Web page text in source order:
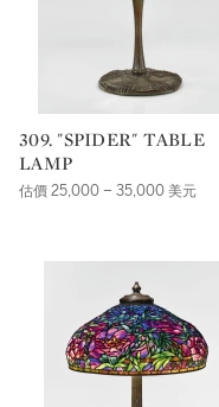
309. "SPIDER" TABLE
LAMP
估價 25,000 – 35,000 美元